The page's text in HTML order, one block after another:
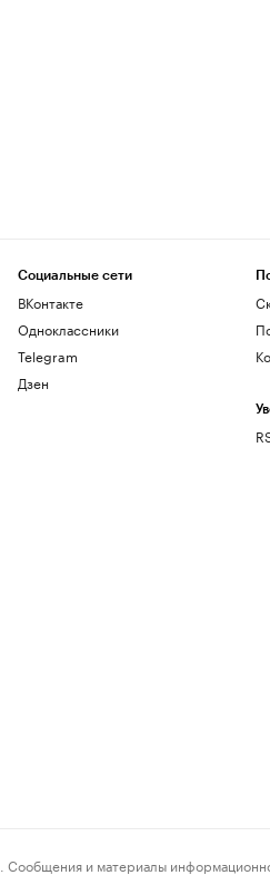
Социальные сети
ВКонтакте
Одноклассники
Telegram
Дзен
и материалы